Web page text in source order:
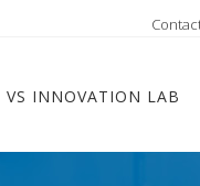
VS INNOVATION LAB